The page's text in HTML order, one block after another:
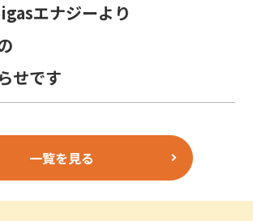
エナジーより
せです
一覧を見る